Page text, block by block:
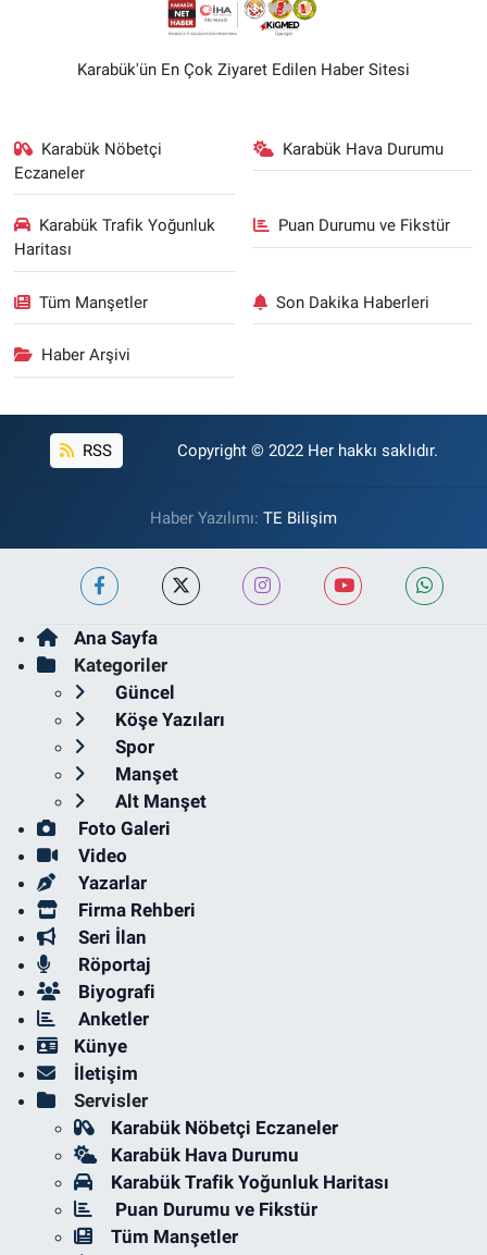
Karabük'ün En Çok Ziyaret Edilen Haber Sitesi
Karabük Nöbetçi
Eczaneler
Karabük Hava Durumu
Karabük Trafik Yoğunluk
Haritası
Puan Durumu ve Fikstür
Tüm Manşetler Son Dakika Haberleri
Haber Arşivi
RSS Copyright © 2022 Her hakkı saklıdır.
Haber Yazılımı: TE Bilişim
Ana Sayfa
Kategoriler
Güncel
Köşe Yazıları
Spor
Manşet
Alt Manşet
Foto Galeri
Video
Yazarlar
Firma Rehberi
Seri İlan
Röportaj
Biyografi
Anketler
Künye
İletişim
Servisler
Karabük Nöbetçi Eczaneler
Karabük Hava Durumu
Karabük Trafik Yoğunluk Haritası
Puan Durumu ve Fikstür
Tüm Manşetler